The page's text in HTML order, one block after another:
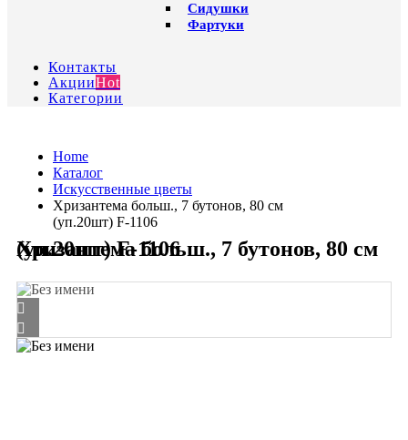
Сидушки
Фартуки
Контакты
АкцииHot
Категории
Home
Каталог
Искусственные цветы
Хризантема больш., 7 бутонов, 80 см
(уп.20шт) F-1106
Хризантема больш., 7 бутонов, 80 см (уп.20шт) F-1106